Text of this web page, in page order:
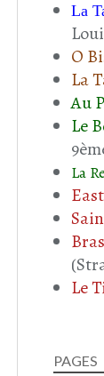
PAGES
La
O
La
Au
Le
La
Le